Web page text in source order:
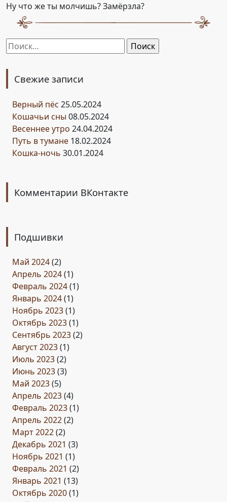
Ну что же ты молчишь? Замёрзла?
Найти:
Свежие записи
Верный пёс 25.05.2024
Кошачьи сны 08.05.2024
Весеннее утро 24.04.2024
Путь в тумане 18.02.2024
Кошка-ночь 30.01.2024
Комментарии ВКонтакте
Подшивки
Май 2024(2)
Апрель 2024(1)
Февраль 2024(1)
Январь 2024(1)
Ноябрь 2023(1)
Октябрь 2023(1)
Сентябрь 2023(2)
Август 2023(1)
Июль 2023(2)
Июнь 2023(3)
Май 2023(5)
Апрель 2023(4)
Февраль 2023(1)
Апрель 2022(2)
Март 2022(2)
Декабрь 2021 (3)
Ноябрь 2021 (1)
Февраль 2021 (2)
Январь 2021 (13)
Октябрь 2020(1)